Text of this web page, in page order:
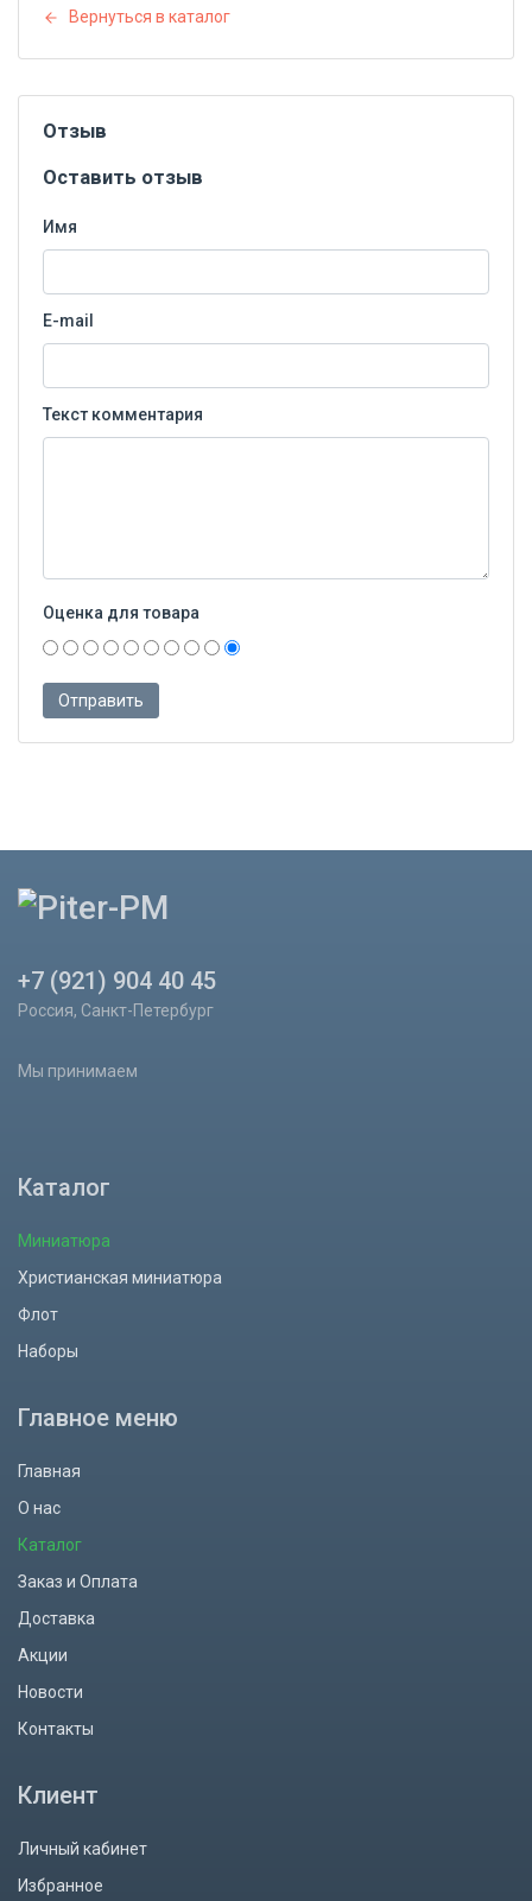
Вернуться в каталог
Отзыв
Оставить отзыв
Имя
E-mail
Текст комментария
Оценка для товара
+7 (921) 904 40 45
Россия, Санкт-Петербург
Мы принимаем
Каталог
Миниатюра
Христианская миниатюра
Флот
Наборы
Главное меню
Главная
О нас
Каталог
Заказ и Оплата
Доставка
Акции
Новости
Контакты
Клиент
Личный кабинет
Избранное